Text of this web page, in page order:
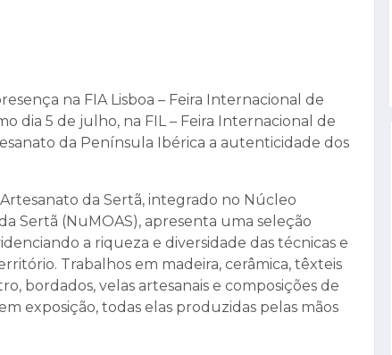
na FIA Lisboa – Feira Internacional de
dia 5 de julho, na FIL – Feira Internacional de
da Península Ibérica a autenticidade dos
da Sertã, integrado no Núcleo
Sertã (NuMOAS), apresenta uma seleção
a riqueza e diversidade das técnicas e
Trabalhos em madeira, cerâmica, têxteis
bordados, velas artesanais e composições de
exposição, todas elas produzidas pelas mãos